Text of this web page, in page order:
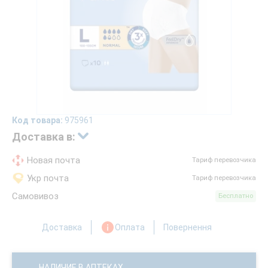
Код товара: 975961
Доставка в:
Новая почта Тариф перевозчика
Укр почта Тариф перевозчика
Самовивоз Бесплатно
Доставка Оплата Повернення